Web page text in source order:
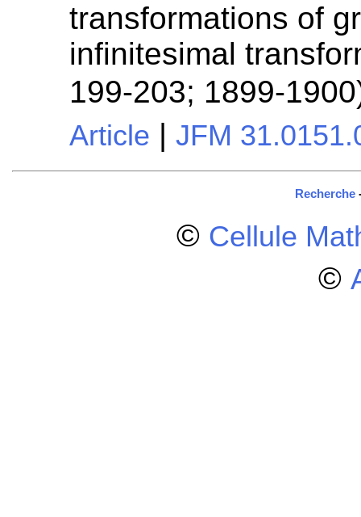
transformations of
infinitesimal
199-203; 1899-
Article |JFM
Recherche
© Cellule
©